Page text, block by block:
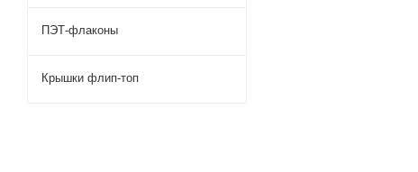
ПЭТ-флаконы
Крышки флип-топ